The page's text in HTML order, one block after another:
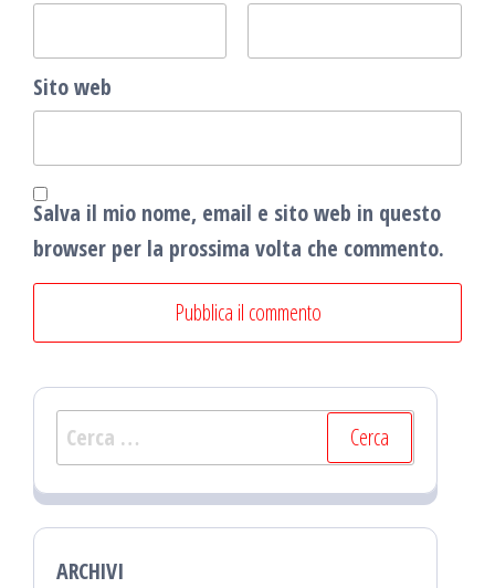
Sito web
Salva il mio nome, email e sito web in questo
browser per la prossima volta che commento.
Ricerca
per:
ARCHIVI